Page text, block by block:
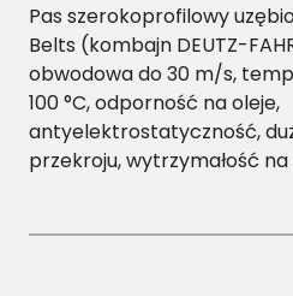
/
H
-
1
9
2
Pas szerokoprofilowy
Belts (kombajn DEUTZ-
obwodowa do 30 m/s,
100 °C, odporność na oleje,
antyelektrostatyczność,
przekroju, wytrzymałość